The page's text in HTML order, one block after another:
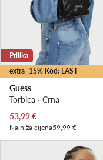
extra -15% Kod: LAST
Prilika
Guess
Torbica · Crna
Trenutna cijena
53,99€
Najniža cijena59,99 €